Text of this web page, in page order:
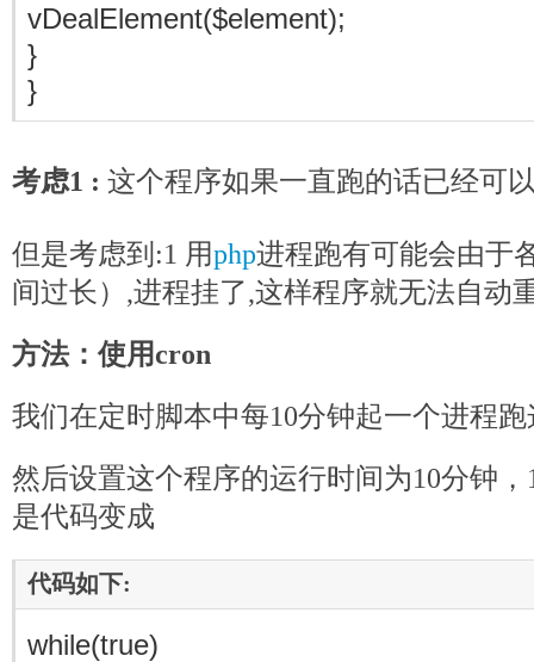
vDealElement($element);
}
}
考虑1 : 这个程序如果一直跑的话已经可
但是考虑到:1 用php进程跑有可能会由于
间过长）,进程挂了,这样程序就无法自动
方法：使用cron
我们在定时脚本中每10分钟起一个进程
然后设置这个程序的运行时间为10分钟
是代码变成
代码如下:
while(true)